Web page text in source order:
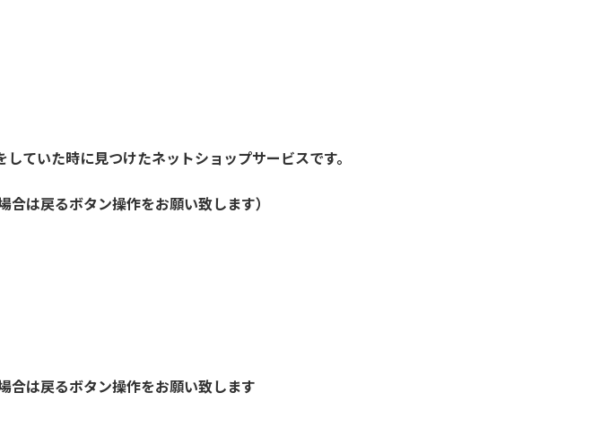
ていた時に見つけたネットショップサービスです。
は戻るボタン操作をお願い致します）
合は戻るボタン操作をお願い致します